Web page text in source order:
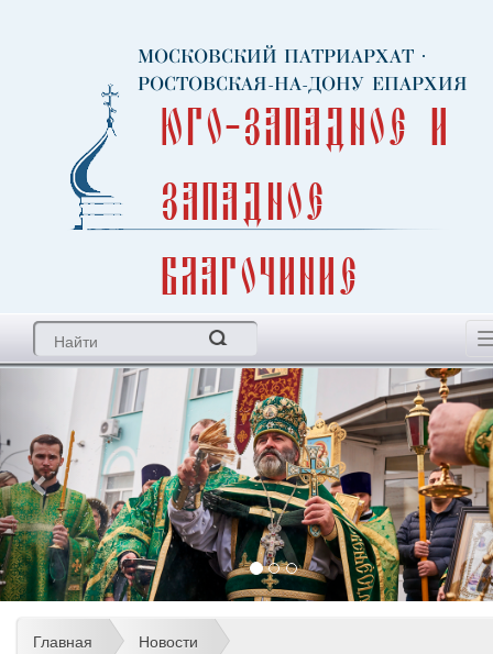
МОСКОВСКИЙ ПАТРИАРХАТ ·
РОСТОВСКАЯ-НА-ДОНУ ЕПАРХИЯ
Юго-Западное и
Западное
благочиние
Главная Новости